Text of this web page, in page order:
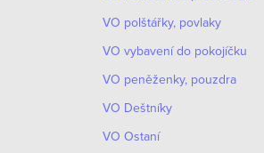
VO polštářky, povlaky
VO vybavení do pokojíčku
VO peněženky, pouzdra
VO Deštníky
VO Ostaní